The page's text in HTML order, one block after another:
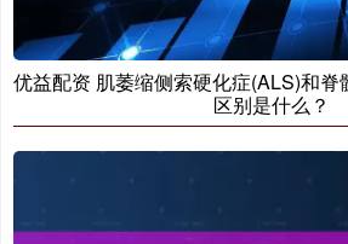
优益配资 肌萎缩侧索硬化症(ALS)和脊
区别是什么？